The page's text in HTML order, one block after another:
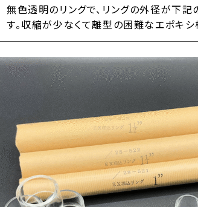
無色透明のリングで、リングの外径が下
す。収縮が少なくて離型の困難なエポキシ